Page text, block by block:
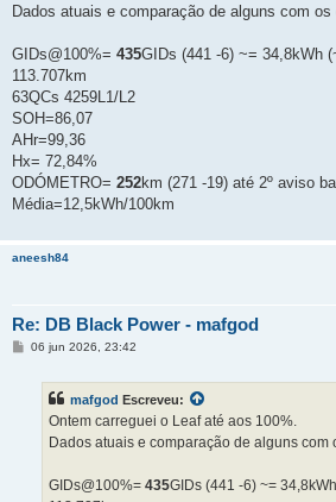
a
m
Dados atuais e comparação de alguns com os
GIDs@100%= 435GIDs (441 -6) ~= 34,8kWh
113.707km
63QCs 4259L1/L2
SOH=86,07
AHr=99,36
Hx= 72,84%
ODÓMETRO= 252km (271 -19) até 2º aviso
Média=12,5kWh/100km
aneesh84
Re: DB Black Power - mafgod
M06 jun 2026, 23:42
mafgod Escreveu:
Ontem carreguei o Leaf até aos 100%.
Dados atuais e comparação de alguns com
GIDs@100%= 435GIDs (441 -6) ~=